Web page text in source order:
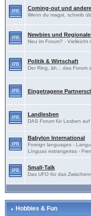
Coming-out und
Wenn du magst, schreib
Newbies und
Neu im Forum? - Vielleicht
Politik & Wirtschaft
Der Ring, äh... das Forum
Eingetragene
Landlesben
DAS Forum für Lesben auf
Babylon International
Foreign languages -
Línguas estrangeiras -
Small-Talk
Das UFO für das
Hobbies & Fun